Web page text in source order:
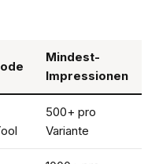
Mindest-
Impressionen
500+ pro
Variante